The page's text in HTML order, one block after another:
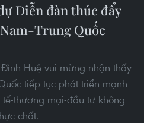
Diễn đàn thúc đẩy
Trung Quốc
Huệ vui mừng nhận thấy
tiếp tục phát triển mạnh
thương mại-đầu tư không
chất.